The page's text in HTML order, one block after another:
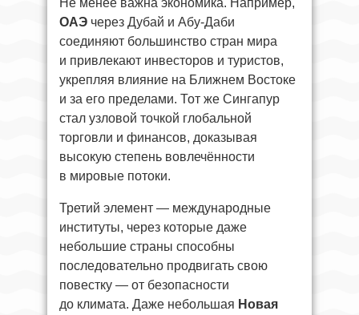
ОАЭ через Дубай и Абу-Даби
соединяют большинство стран мира
и привлекают инвесторов и туристов,
укрепляя влияние на Ближнем Востоке
и за его пределами. Тот же Сингапур
стал узловой точкой глобальной
торговли и финансов, доказывая
высокую степень вовлечённости
в мировые потоки.
Третий элемент — международные
институты, через которые даже
небольшие страны способны
последовательно продвигать свою
повестку — от безопасности
до климата. Даже небольшая Новая